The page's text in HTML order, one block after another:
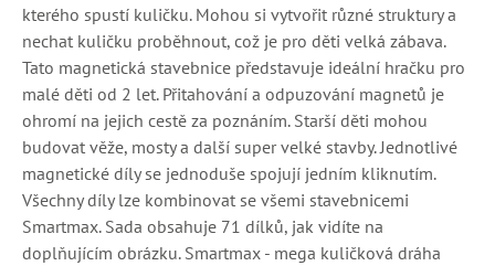
kterého spustí kuličku. Mohou si vytvořit různé struktury a
nechat kuličku proběhnout, což je pro děti velká zábava.
Tato magnetická stavebnice představuje ideální hračku pro
malé děti od 2 let. Přitahování a odpuzování magnetů je
ohromí na jejich cestě za poznáním. Starší děti mohou
budovat věže, mosty a další super velké stavby. Jednotlivé
magnetické díly se jednoduše spojují jedním kliknutím.
Všechny díly lze kombinovat se všemi stavebnicemi
Smartmax. Sada obsahuje 71 dílků, jak vidíte na
doplňujícím obrázku. Smartmax - mega kuličková dráha